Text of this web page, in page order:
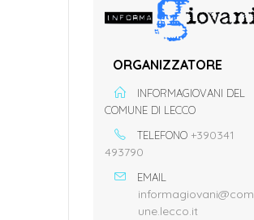
ORGANIZZATORE
INFORMAGIOVANI DEL
COMUNE DI LECCO
TELEFONO +390341
493790
EMAIL
informagiovani@com
une.lecco.it